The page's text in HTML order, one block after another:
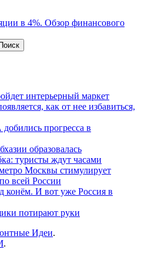
в 4%. Обзор финансового
интерьерный маркет
как от нее избавиться,
прогресса в
образовалась
туристы ждут часами
Москвы стимулирует
всей России
конём. И вот уже Россия в
потирают руки
Идеи.
.